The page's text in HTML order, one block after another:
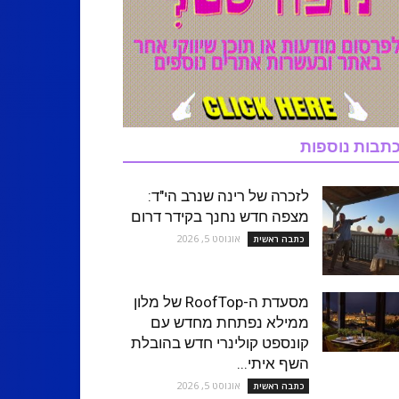
נוספות
לזכרה של רינה שנרב הי"ד:
מצפה חדש נחנך בקידר דרום
כתבה ראשית אוגוסט 5, 2026
מסעדת ה-RoofTop של מלון
ממילא נפתחת מחדש עם
קונספט קולינרי חדש בהובלת
השף איתי...
כתבה ראשית אוגוסט 5, 2026